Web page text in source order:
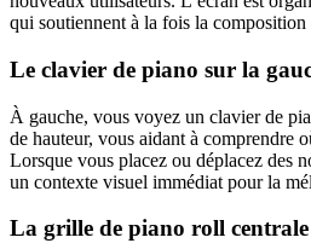
qui soutiennent à la fois la composition
Le clavier de piano sur la
À gauche, vous voyez un clavier de
de hauteur, vous aidant à comprendre
Lorsque vous placez ou déplacez des
un contexte visuel immédiat pour la
La grille de piano roll centrale